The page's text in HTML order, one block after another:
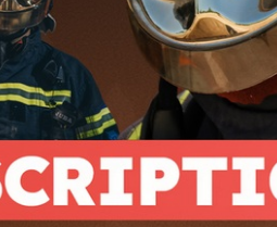
Kit de
D'un rapport
et fonctionnel
quatre outils
substitue aux
spécialisé. Un
les équipes SD